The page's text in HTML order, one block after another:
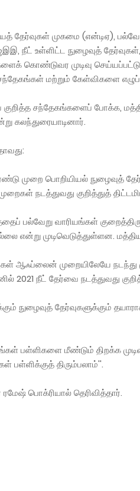
தேர்வுகள் முகமை (என்டிஏ),
நீட் உள்ளிட்ட நுழைவுத்
கொண்டுவர முடிவு
மற்றும் கேள்விகளை
சந்தேகங்களைப் போக்க,
கலந்துரையாடினார்.
முறை பொறியியல் நுழைவுத்
நடத்துவது குறித்துத்
பல்வேறு வாரியங்கள்
என்று முடிவெடுத்துள்ளன.
ஆஃப்லைன் முறையிலேயே
நீட் தேர்வை நடத்துவது
நுழைவுத் தேர்வுகளுக்கும்
பள்ளிகளை மீண்டும் திறக்க
பள்ளிக்குத் திரும்பலாம்''.
பொக்ரியால் தெரிவித்தார்.